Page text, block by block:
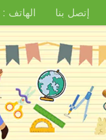
إتصل بنا الهاتف : 94027297